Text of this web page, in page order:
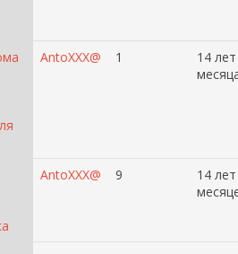
AntoXXX@ 1
14
AntoXXX@ 9
14